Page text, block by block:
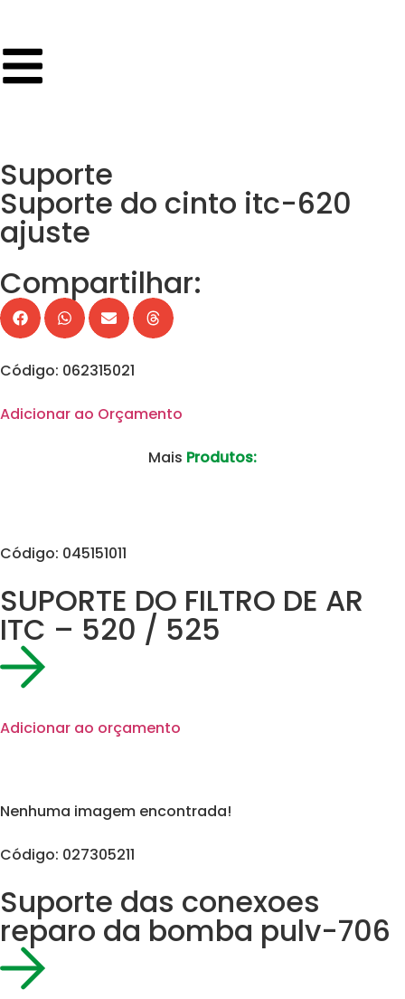
Suporte
Suporte do cinto itc-620
ajuste
Compartilhar:
Código: 062315021
Adicionar ao Orçamento
Mais Produtos:
Código: 045151011
SUPORTE DO FILTRO DE AR
ITC – 520 / 525
Adicionar ao orçamento
Nenhuma imagem encontrada!
Código: 027305211
Suporte das conexoes
reparo da bomba pulv-706